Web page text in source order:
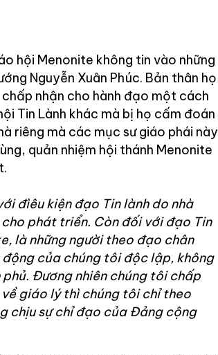
hội Menonite không tin vào những
Nguyễn Xuân Phúc. Bản thân họ
nhận cho hành đạo một cách
Tin Lành khác mà bị họ cấm đoán
riêng mà các mục sư giáo phái này
quản nhiệm hội thánh Menonite
đìêu kiện đạo Tin lành do nhà
phát triển. Còn đối với đạo Tin
là những người theo đạo chân
của chúng tôi độc lập, không
Đương nhiên chúng tôi chấp
về giáo lý thì chúng tôi chỉ theo
chịu sự chỉ đạo của Đảng cộng